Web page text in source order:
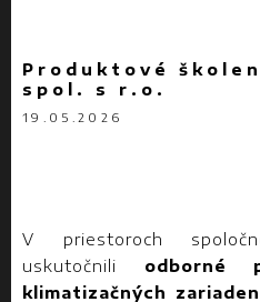
Produktové
spol. s r.o.
19.05.2026
V priestoroch
uskutočnili odborné
klimatizačných